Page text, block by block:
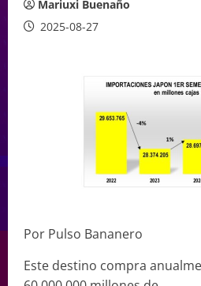
Mariuxi Buenaño
2025-08-27
Por Pulso Bananero
Este destino compra